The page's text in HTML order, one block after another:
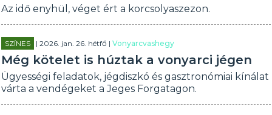
Az idő enyhül, véget ért a korcsolyaszezon.
SZÍNES | 2026. jan. 26. hétfő |Vonyarcvashegy
Még kötelet is húztak a vonyarci jégen
Ügyességi feladatok, jégdiszkó és gasztronómiai kínálat
várta a vendégeket a Jeges Forgatagon.